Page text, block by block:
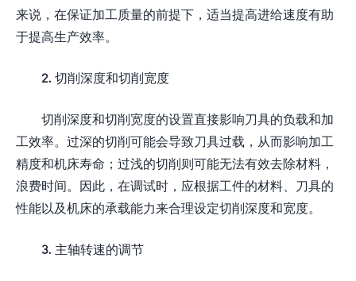
来说，在保证加工质量的前提下，适当提高进给速度有助
于提高生产效率。
2. 切削深度和切削宽度
切削深度和切削宽度的设置直接影响刀具的负载和加
工效率。过深的切削可能会导致刀具过载，从而影响加工
精度和机床寿命；过浅的切削则可能无法有效去除材料，
浪费时间。因此，在调试时，应根据工件的材料、刀具的
性能以及机床的承载能力来合理设定切削深度和宽度。
3. 主轴转速的调节